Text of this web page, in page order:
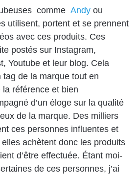
comme Andy ou
utilisent, portent et se prennent
avec ces produits. Ces
postés sur Instagram,
Youtube et leur blog. Cela
tag de la marque tout en
référence et bien
d’un éloge sur la qualité
de la marque. Des milliers
ces personnes influentes et
elles achètent donc les produits
d’être effectuée. Étant moi-
de ces personnes, j’ai